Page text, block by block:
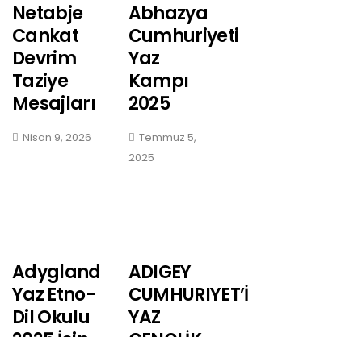
Netabje
Cankat
Devrim
Taziye
Mesajları
Nisan 9, 2026
Abhazya
Cumhuriyeti
Yaz
Kampı
2025
Temmuz 5,
2025
Adygland
Yaz Etno-
Dil Okulu
ADIGEY
CUMHURIYET’İ
YAZ